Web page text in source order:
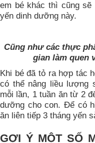
em bé khác thì cũng sẽ
yến dinh dưỡng này.
Cũng như các thực
gian làm quen
Khi bé đã tỏ ra hợp tác
có thể nâng liều lượng
mỗi lần, 1 tuần ăn từ 2
dưỡng cho con. Để có
ăn liên tiếp 3 tháng yến
GỢI Ý MỘT SỐ